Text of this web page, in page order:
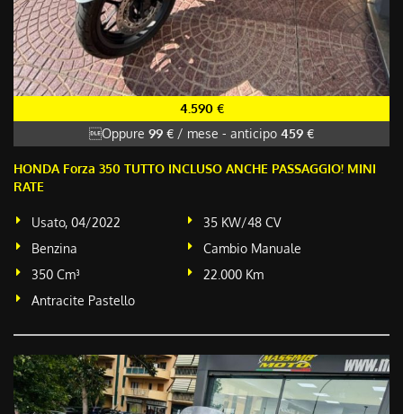
4.590 €
Oppure 99 € / mese - anticipo 459 €
HONDA Forza 350 TUTTO INCLUSO ANCHE PASSAGGIO! MINI
RATE
Usato, 04/2022
35 KW/48 CV
Benzina
Cambio Manuale
350 Cm³
22.000 Km
Antracite Pastello